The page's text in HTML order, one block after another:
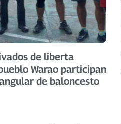
de liberta
Warao participan
de baloncesto